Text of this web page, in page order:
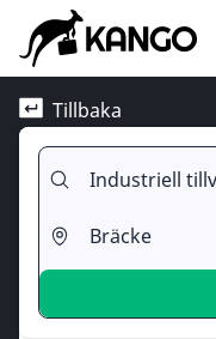
Tillbaka